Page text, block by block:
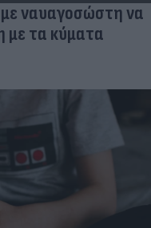
με ναυαγοσώστη να
με τα κύματα